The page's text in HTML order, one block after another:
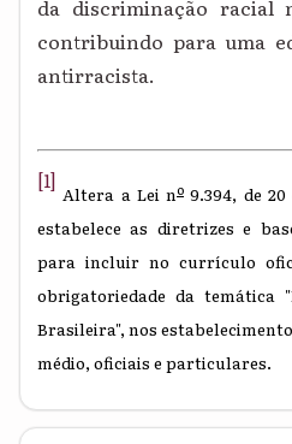
da discriminação racial
contribuindo para uma
antirracista.
[1] Altera a Lei no 9.394, de
estabelece as diretrizes e
para incluir no currículo
obrigatoriedade da
Brasileira", nos
médio, oficiais e particulares.